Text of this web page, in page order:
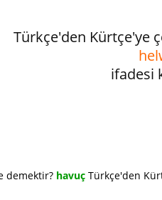
Türkçe'den Kürtçe'ye
ifadesi
demektir? havuç Türkçe'den